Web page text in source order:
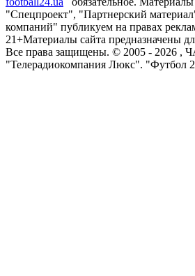
"Спецпроект", "Партнерский
компаний" публикуем на правах
21+Материалы сайта предназначены
Все права защищены. © 2005 - 2026 ,
"Телерадиокомпания Люкс". "Футбол